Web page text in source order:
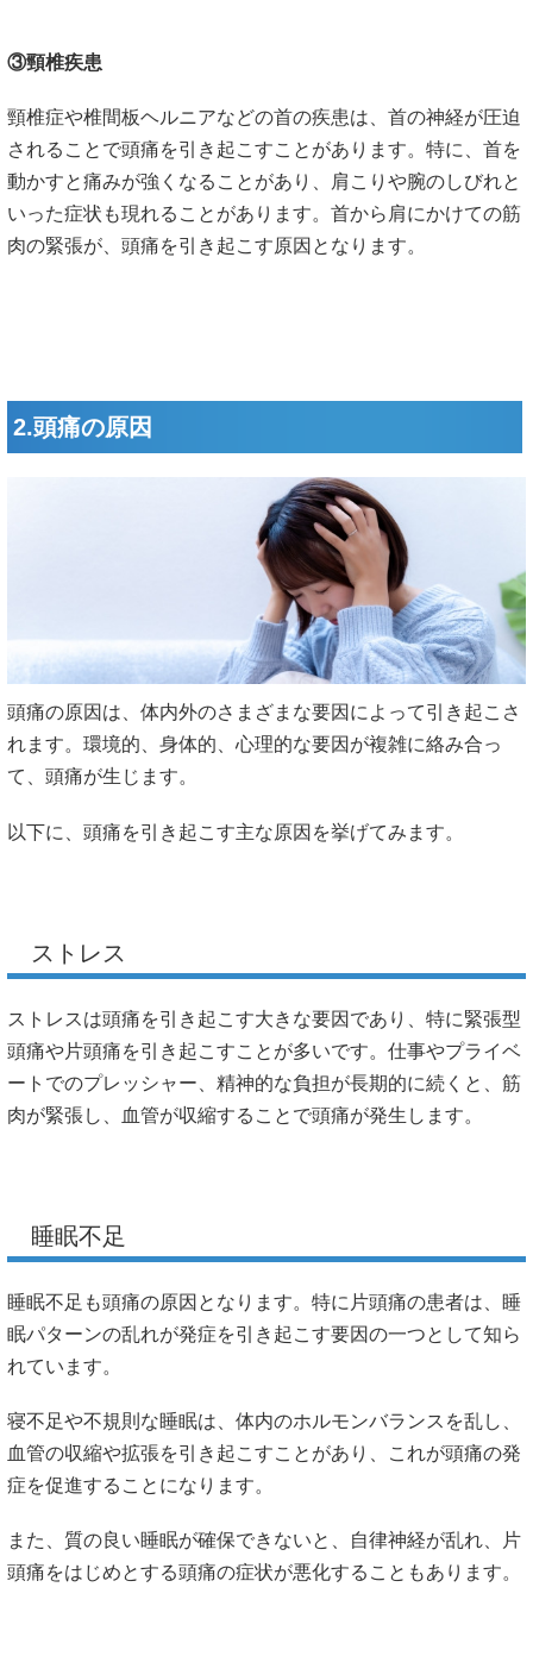
③頸椎疾患
頸椎症や椎間板ヘルニアなどの首の疾患は、首の神経が圧迫
されることで頭痛を引き起こすことがあります。特に、首を
動かすと痛みが強くなることがあり、肩こりや腕のしびれと
いった症状も現れることがあります。首から肩にかけての筋
肉の緊張が、頭痛を引き起こす原因となります。
2.頭痛の原因
頭痛の原因は、体内外のさまざまな要因によって引き起こさ
れます。環境的、身体的、心理的な要因が複雑に絡み合っ
て、頭痛が生じます。
以下に、頭痛を引き起こす主な原因を挙げてみます。
ストレス
ストレスは頭痛を引き起こす大きな要因であり、特に緊張型
頭痛や片頭痛を引き起こすことが多いです。仕事やプライベ
ートでのプレッシャー、精神的な負担が長期的に続くと、筋
肉が緊張し、血管が収縮することで頭痛が発生します。
睡眠不足
睡眠不足も頭痛の原因となります。特に片頭痛の患者は、睡
眠パターンの乱れが発症を引き起こす要因の一つとして知ら
れています。
寝不足や不規則な睡眠は、体内のホルモンバランスを乱し、
血管の収縮や拡張を引き起こすことがあり、これが頭痛の発
症を促進することになります。
また、質の良い睡眠が確保できないと、自律神経が乱れ、片
頭痛をはじめとする頭痛の症状が悪化することもあります。